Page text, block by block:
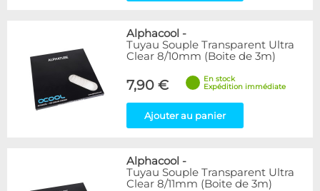
Alphacool -
Tuyau Souple Transparent Ultra
Clear 8/10mm (Boite de 3m)
7,90 €
En stock
Expédition immédiate
Ajouter au panier
Alphacool -
Tuyau Souple Transparent Ultra
Clear 8/11mm (Boite de 3m)